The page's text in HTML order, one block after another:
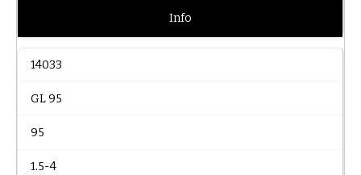
Info
14033
GL 95
95
1.5-4